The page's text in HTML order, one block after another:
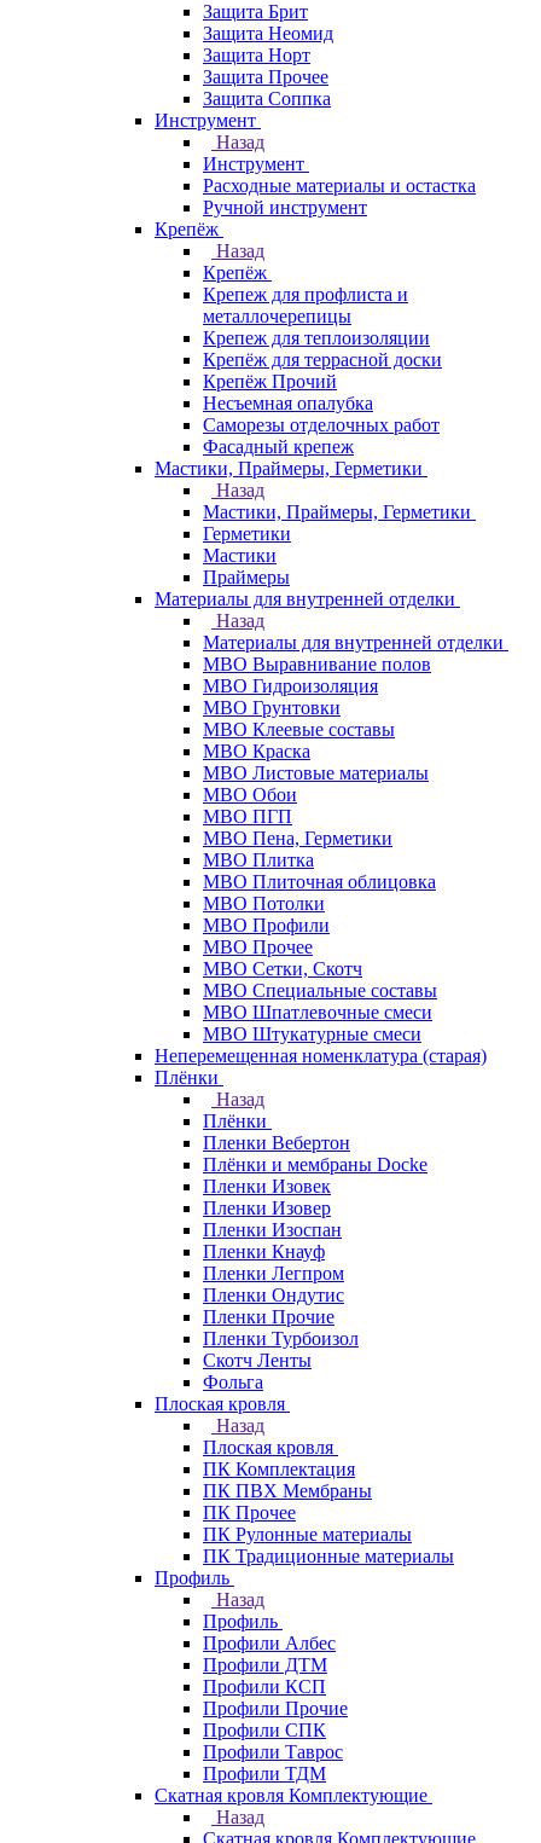
Защита Брит
Защита Неомид
Защита Норт
Защита Прочее
Защита Соппка
Инструмент
Назад
Инструмент
Расходные материалы и остастка
Ручной инструмент
Крепёж
Назад
Крепёж
Крепеж для профлиста и
металлочерепицы
Крепеж для теплоизоляции
Крепёж для террасной доски
Крепёж Прочий
Несъемная опалубка
Саморезы отделочных работ
Фасадный крепеж
Мастики, Праймеры, Герметики
Назад
Мастики, Праймеры, Герметики
Герметики
Мастики
Праймеры
Материалы для внутренней отделки
Назад
Материалы для внутренней отделки
МВО Выравнивание полов
МВО Гидроизоляция
МВО Грунтовки
МВО Клеевые составы
МВО Краска
МВО Листовые материалы
МВО Обои
МВО ПГП
МВО Пена, Герметики
МВО Плитка
МВО Плиточная облицовка
МВО Потолки
МВО Профили
МВО Прочее
МВО Сетки, Скотч
МВО Специальные составы
МВО Шпатлевочные смеси
МВО Штукатурные смеси
Неперемещенная номенклатура (старая)
Плёнки
Назад
Плёнки
Пленки Вебертон
Плёнки и мембраны Docke
Пленки Изовек
Пленки Изовер
Пленки Изоспан
Пленки Кнауф
Пленки Легпром
Пленки Ондутис
Пленки Прочие
Пленки Турбоизол
Скотч Ленты
Фольга
Плоская кровля
Назад
Плоская кровля
ПК Комплектация
ПК ПВХ Мембраны
ПК Прочее
ПК Рулонные материалы
ПК Традиционные материалы
Профиль
Назад
Профиль
Профили Албес
Профили ДТМ
Профили КСП
Профили Прочие
Профили СПК
Профили Таврос
Профили ТДМ
Скатная кровля Комплектующие
Назад
Скатная кровля Комплектующие